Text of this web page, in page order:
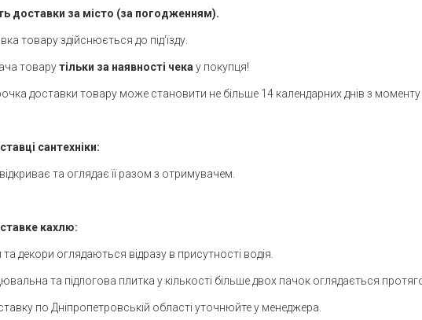
2
Ключі
доставки за місто (за погодженням).
товару здійснюється до під'їзду.
товарутільки за наявності чека у покупця!
доставки товару може становити не більше 14 календарних днів з моменту
сантехніки:
та оглядає її разом з отримувачем.
кахлю:
та декори оглядаються відразу в присутності водія.
та підлогова плитка у кількості більше двох пачок оглядається
по Дніпропетровській області уточнюйте у менеджера.